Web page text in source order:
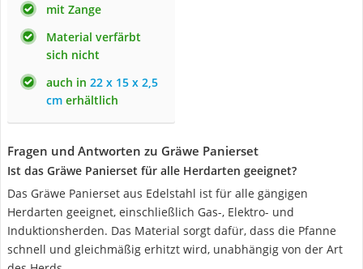
mit Zange
Material verfärbt
sich nicht
auch in 22 x 15 x 2,5
cm erhältlich
Fragen und Antworten zu Gräwe Panierset
Ist das Gräwe Panierset für alle Herdarten geeignet?
Das Gräwe Panierset aus Edelstahl ist für alle gängigen
Herdarten geeignet, einschließlich Gas-, Elektro- und
Induktionsherden. Das Material sorgt dafür, dass die Pfanne
schnell und gleichmäßig erhitzt wird, unabhängig von der Art